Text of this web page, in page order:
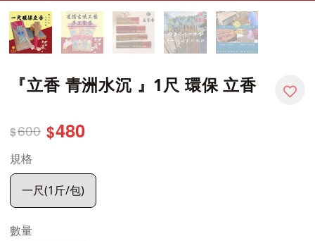
『立香 青洲水沉 』1尺 環保 立香
$600 $480
規格
一尺(1斤/包)
數量